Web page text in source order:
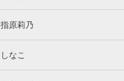
指原莉乃
しなこ